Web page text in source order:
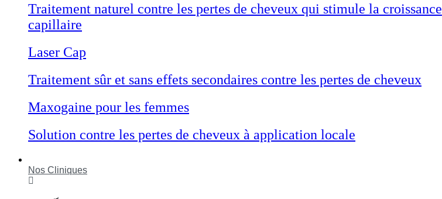
Traitement naturel contre les pertes de cheveux qui stimule la croissance
capillaire
Laser Cap
Traitement sûr et sans effets secondaires contre les pertes de cheveux
Maxogaine pour les femmes
Solution contre les pertes de cheveux à application locale
Nos Cliniques